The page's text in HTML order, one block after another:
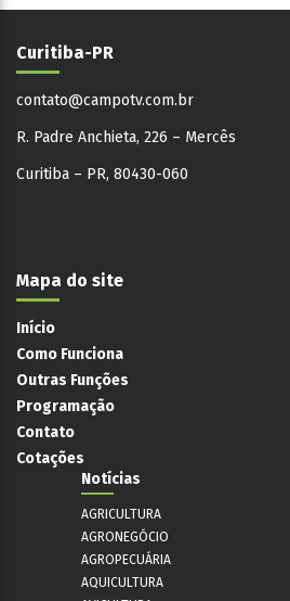
Curitiba-PR
contato@campotv.com.br
R. Padre Anchieta, 226 – Mercês
Curitiba – PR, 80430-060
Mapa do site
Início
Como Funciona
Outras Funções
Programação
Contato
Cotações
Notícias
AGRICULTURA
AGRONEGÓCIO
AGROPECUÁRIA
AQUICULTURA